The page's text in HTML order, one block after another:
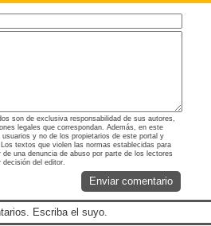
son de exclusiva responsabilidad de sus autores,
legales que correspondan. Además, en este
y no de los propietarios de este portal y
textos que violen las normas establecidas para
una denuncia de abuso por parte de los lectores
decisión del editor.
Enviar comentario
Escriba el suyo.